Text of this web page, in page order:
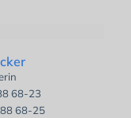
68-23
68-25